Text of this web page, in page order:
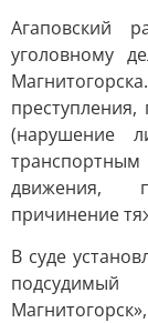
Агаповский
уголовному
(нарушение
движения,
причинение
В суде